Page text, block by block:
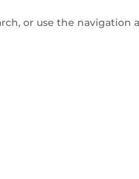
or use the navigation